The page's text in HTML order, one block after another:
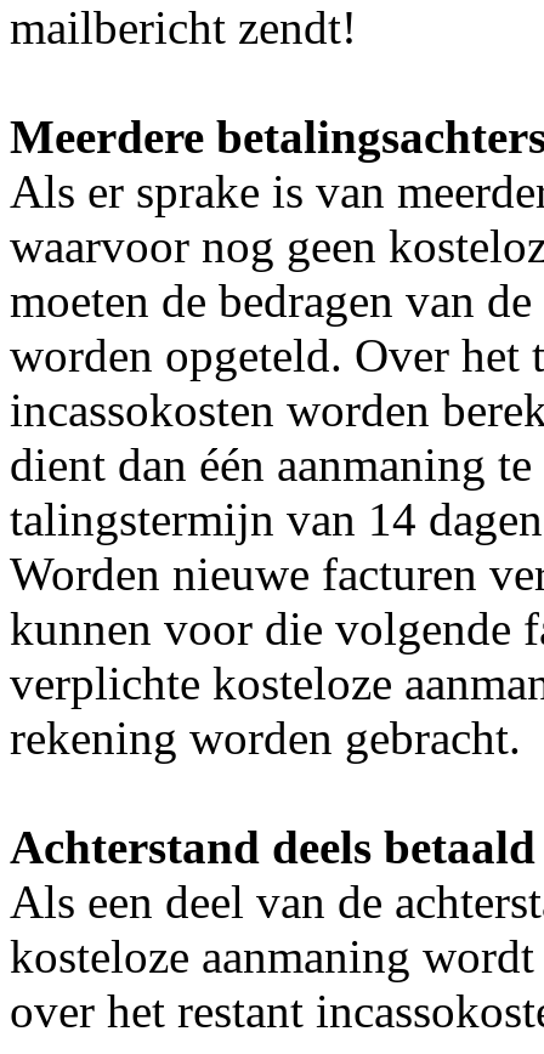
mailbericht zendt!
Meerdere
Als er sprake is van
waarvoor nog geen
moeten de bedragen van
worden opgeteld. Over het
incassokosten worden
dient dan één aanmaning
talingstermijn van 14
Worden nieuwe facturen
kunnen voor die volgende
verplichte kosteloze
rekening worden gebracht.
Achterstand deels betaald
Als een deel van de
kosteloze aanmaning
over het restant